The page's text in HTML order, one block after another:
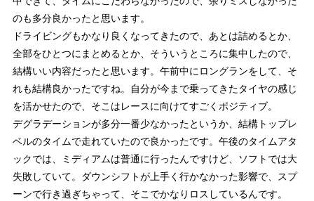
のも多分良かったと思います。
ドライビングもかなり良くなってきたので、あとは詰めるとか、
全部をひとつにまとめるとか、そういうところに集中したので、
結構いい内容だったと思います。午前中にロングランをして、そ
れも結構良かったですね。自分が今まで乗ってきたタイヤの感じ
を活かせたので、そこはレースに向けてすごくポジティブ。
デグラデーションが多分一番少なかったというか、結構トップレ
ベルのタイムで走れていたので良かったです。午後のタイムアタ
ックでは、ミディアムは普通に行ったんですけど、ソフトでは大
失敗していて。ダウンシフトが上手く行かなかった影響で、スプ
ーンで行き過ぎちゃって、そこでかなりロスしているんです。